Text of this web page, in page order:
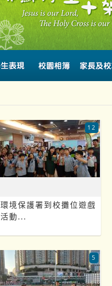
環境保護署到校攤位遊戲
活動...
12
5